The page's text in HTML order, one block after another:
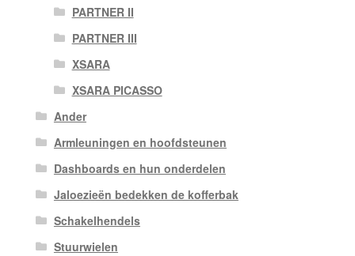
PARTNER II
PARTNER III
XSARA
XSARA PICASSO
Ander
Armleuningen en hoofdsteunen
Dashboards en hun onderdelen
Jaloezieën bedekken de kofferbak
Schakelhendels
Stuurwielen